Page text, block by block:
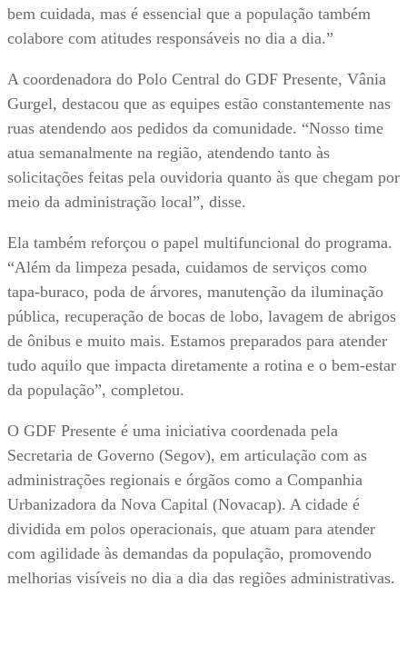
bem cuidada, mas é essencial que a população também
colabore com atitudes responsáveis no dia a dia.”
A coordenadora do Polo Central do GDF Presente, Vânia
Gurgel, destacou que as equipes estão constantemente nas
ruas atendendo aos pedidos da comunidade. “Nosso time
atua semanalmente na região, atendendo tanto às
solicitações feitas pela ouvidoria quanto às que chegam por
meio da administração local”, disse.
Ela também reforçou o papel multifuncional do programa.
“Além da limpeza pesada, cuidamos de serviços como
tapa-buraco, poda de árvores, manutenção da iluminação
pública, recuperação de bocas de lobo, lavagem de abrigos
de ônibus e muito mais. Estamos preparados para atender
tudo aquilo que impacta diretamente a rotina e o bem-estar
da população”, completou.
O GDF Presente é uma iniciativa coordenada pela
Secretaria de Governo (Segov), em articulação com as
administrações regionais e órgãos como a Companhia
Urbanizadora da Nova Capital (Novacap). A cidade é
dividida em polos operacionais, que atuam para atender
com agilidade às demandas da população, promovendo
melhorias visíveis no dia a dia das regiões administrativas.